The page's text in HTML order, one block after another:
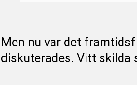
Men nu var det
diskuterades. Vitt skilda